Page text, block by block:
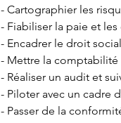
- Cartographier les
- Fiabiliser la paie et
- Encadrer le droit
- Mettre la comptabilité
- Réaliser un audit et
- Piloter avec un cadre
- Passer de la